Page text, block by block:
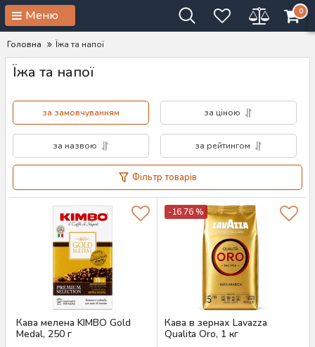
Меню 0
Головна Їжа та напої
Їжа та напої
за замовчуванням за ціною
за назвою за рейтингом
Фільтр товарів
Кава мелена KIMBO Gold
Medal, 250 г
-16.76 %
Кава в зернах Lavazza
Qualita Oro, 1 кг